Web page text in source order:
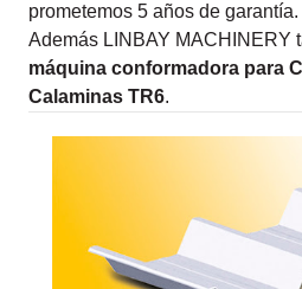
prometemos 5 años de garantía.
Además LINBAY MACHINERY
máquina conformadora para
Calaminas TR6.